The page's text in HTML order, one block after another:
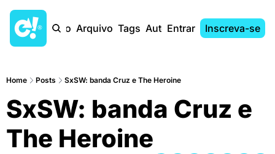
Início Arquivo Tags AutoresEntrar Inscreva-se
Home Posts SxSW: banda Cruz e The Heroine
SxSW: banda Cruz e
The Heroine